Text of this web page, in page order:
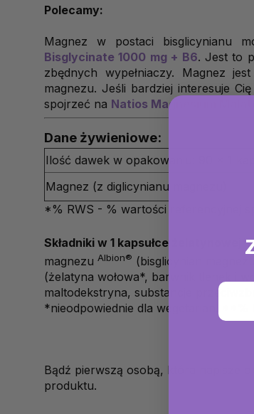
Polecamy:
Magnez w postaci bisglicynianu
Bisglycinate 1000 mg + B6. Jest to
zbędnych wypełniaczy. Magnez
magnezu. Jeśli bardziej interesuje
spojrzeć na Natios Magnesium
Dane żywieniowe:
Ilość dawek w opakowaniu: 90 x 1
Magnez (z diglicynianu magnezu)
*% RWS - % wartości referencyjnej
Składniki w 1 kapsułce żelatynowej*:
magnezu Albion® (bisglicynian
(żelatyna wołowa*, barwnik tlenek i
maltodekstryna, substancje
*nieodpowiednie dla wegetarian. **%
Bądź pierwszą osobą, która napisze
produktu.